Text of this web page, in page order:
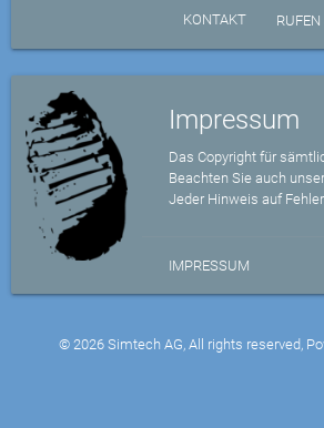
KONTAKT
Impressum
Das Copyright für
Beachten Sie auch
Jeder Hinweis auf
IMPRESSUM
© 2026 Simtech AG, All rights reserved,